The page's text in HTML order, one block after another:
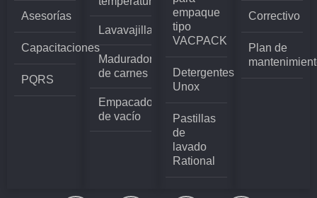
Asesorías
Capacitaciones
PQRS
Lavavajillas
Madurador
de carnes
Empacadoras
de vacío
empaque
tipo
VACPACK
Detergentes
Unox
Pastillas
de
lavado
Rational
Correctivo
Plan de